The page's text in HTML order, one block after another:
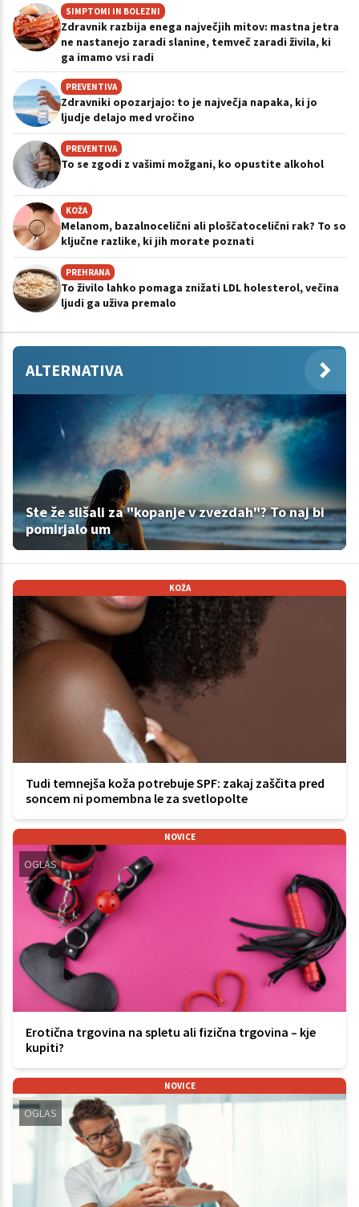
SIMPTOMI IN BOLEZNI
Zdravnik razbija enega največjih mitov: mastna jetra
ne nastanejo zaradi slanine, temveč zaradi živila, ki
ga imamo vsi radi
PREVENTIVA
Zdravniki opozarjajo: to je največja napaka, ki jo
ljudje delajo med vročino
PREVENTIVA
To se zgodi z vašimi možgani, ko opustite alkohol
KOŽA
Melanom, bazalnocelični ali ploščatocelični rak? To so
ključne razlike, ki jih morate poznati
PREHRANA
To živilo lahko pomaga znižati LDL holesterol, večina
ljudi ga uživa premalo
ALTERNATIVA
Ste že slišali za "kopanje v zvezdah"? To naj bi
pomirjalo um
KOŽA
Tudi temnejša koža potrebuje SPF: zakaj zaščita pred
soncem ni pomembna le za svetlopolte
NOVICE
OGLAS
Erotična trgovina na spletu ali fizična trgovina – kje
kupiti?
NOVICE
OGLAS